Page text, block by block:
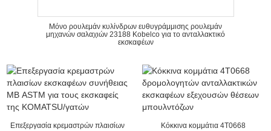
Μόνο ρουλεμάν κυλίνδρων ευθυγράμμισης ρουλεμάν
μηχανών σαλαχιών 23188 Kobelco για το ανταλλακτικό
εκσκαφέων
Επεξεργασία κρεμαστρών πλαισίων
Κόκκινα κομμάτια 4T0668